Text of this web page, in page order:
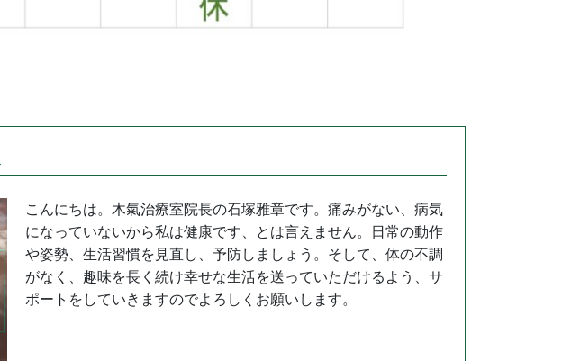
こんにちは。木氣治療室院長の石塚雅章です。痛みがない、病気
になっていないから私は健康です、とは言えません。日常の動作
や姿勢、生活習慣を見直し、予防しましょう。そして、体の不調
がなく、趣味を長く続け幸せな生活を送っていただけるよう、サ
ポートをしていきますのでよろしくお願いします。